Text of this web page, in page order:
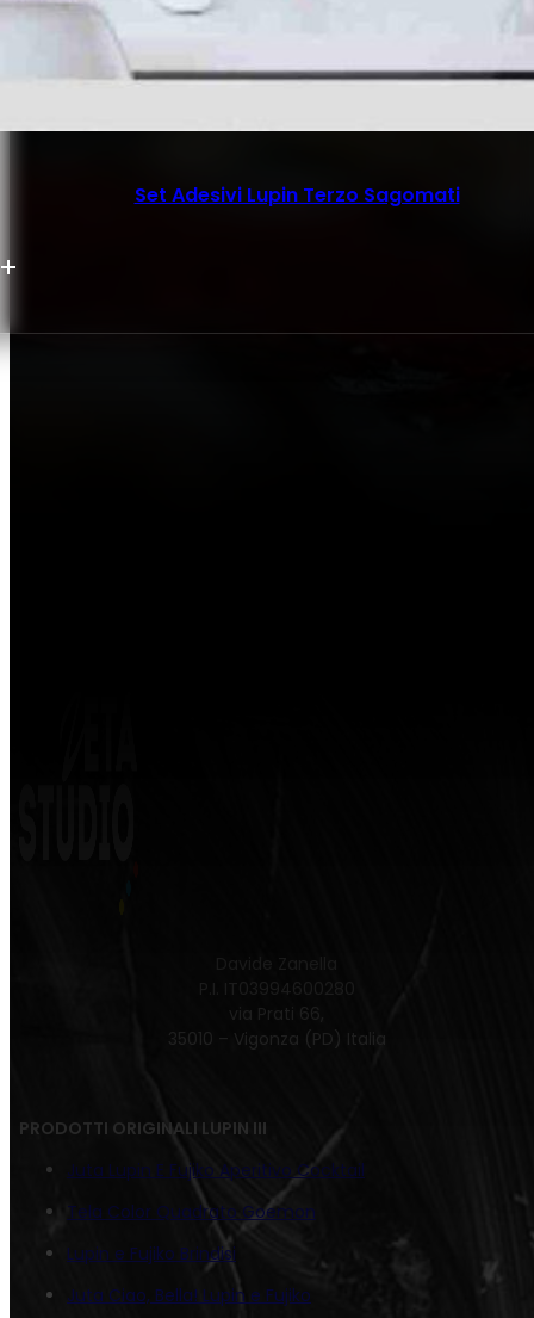
Set Adesivi Lupin Terzo Sagomati
P.I. IT03994600280
via Prati 66,
35010 – Vigonza (PD) Italia
PRODOTTI ORIGINALI LUPIN III
Juta Lupin E Fujiko Aperitivo Cocktail
Tela Color Quadrato Goemon
Lupin e Fujiko Brindisi
Juta Ciao, Bella! Lupin e Fujiko